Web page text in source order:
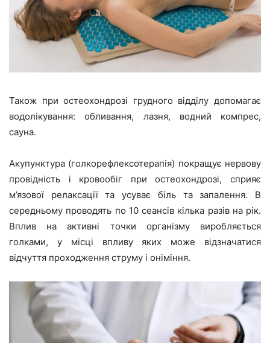
Також при остеохондрозі грудного відділу допомагає
водолікування: обливання, лазня, водний компрес,
сауна.
Акупунктура (голкорефлексотерапія) покращує нервову
провідність і кровообіг при остеохондрозі, сприяє
м’язової релаксації та усуває біль та запалення. В
середньому проводять по 10 сеансів кілька разів на рік.
Вплив на активні точки організму виробляється
голками, у місці впливу яких може відзначатися
відчуття проходження струму і оніміння.